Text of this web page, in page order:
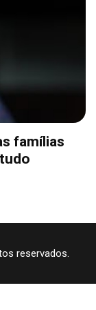
famílias
reservados.